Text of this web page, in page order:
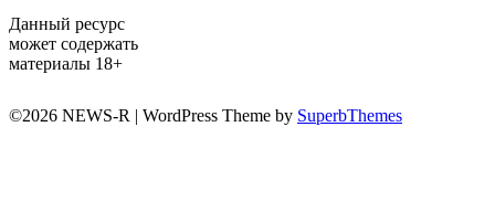
Данный ресурс
может содержать
материалы 18+
©2026 NEWS-R | WordPress Theme by SuperbThemes